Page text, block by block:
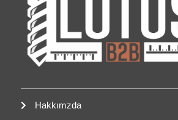
Hakkımzda